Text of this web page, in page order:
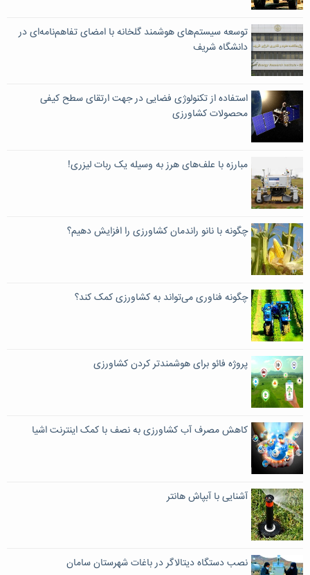
توسعه سیستم‌های هوشمند گلخانه با امضای تفاهم‌نامه‌ای در
دانشگاه شریف
استفاده از تکنولوژی فضایی در جهت ارتقای سطح کیفی
محصولات کشاورزی
مبارزه با علف‌های هرز به وسیله یک ربات لیزری!
چگونه با نانو راندمان کشاورزی را افزایش دهیم؟
چگونه فناوری می‌تواند به کشاورزی کمک کند؟
پروژه فائو برای هوشمندتر کردن کشاورزی
کاهش مصرف آب کشاورزی به نصف با کمک اینترنت اشیا
آشنایی با آبپاش هانتر
نصب دستگاه دیتالاگر در باغات شهرستان سامان